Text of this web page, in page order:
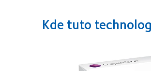
Kde tuto